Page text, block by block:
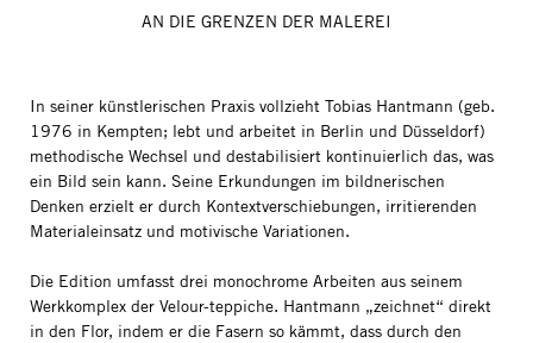
AN DIE GRENZEN DER MALEREI
In seiner künstlerischen Praxis vollzieht Tobias Hantmann (geb.
1976 in Kempten; lebt und arbeitet in Berlin und Düsseldorf)
methodische Wechsel und destabilisiert kontinuierlich das, was
ein Bild sein kann. Seine Erkundungen im bildnerischen
Denken erzielt er durch Kontextverschiebungen, irritierenden
Materialeinsatz und motivische Variationen.
Die Edition umfasst drei monochrome Arbeiten aus seinem
Werkkomplex der Velour-teppiche. Hantmann „zeichnet“ direkt
in den Flor, indem er die Fasern so kämmt, dass durch den